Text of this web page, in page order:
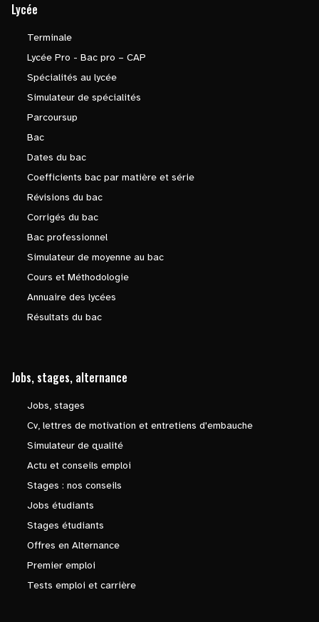
Lycée
Terminale
Lycée Pro - Bac pro – CAP
Spécialités au lycée
Simulateur de spécialités
Parcoursup
Bac
Dates du bac
Coefficients bac par matière et série
Révisions du bac
Corrigés du bac
Bac professionnel
Simulateur de moyenne au bac
Cours et Méthodologie
Annuaire des lycées
Résultats du bac
Jobs, stages, alternance
Jobs, stages
Cv, lettres de motivation et entretiens d'embauche
Simulateur de qualité
Actu et conseils emploi
Stages : nos conseils
Jobs étudiants
Stages étudiants
Offres en Alternance
Premier emploi
Tests emploi et carrière